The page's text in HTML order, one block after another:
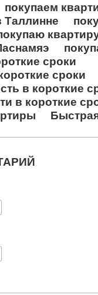
покупаем
Таллинне
сроки
сроки
в короткие
в короткие